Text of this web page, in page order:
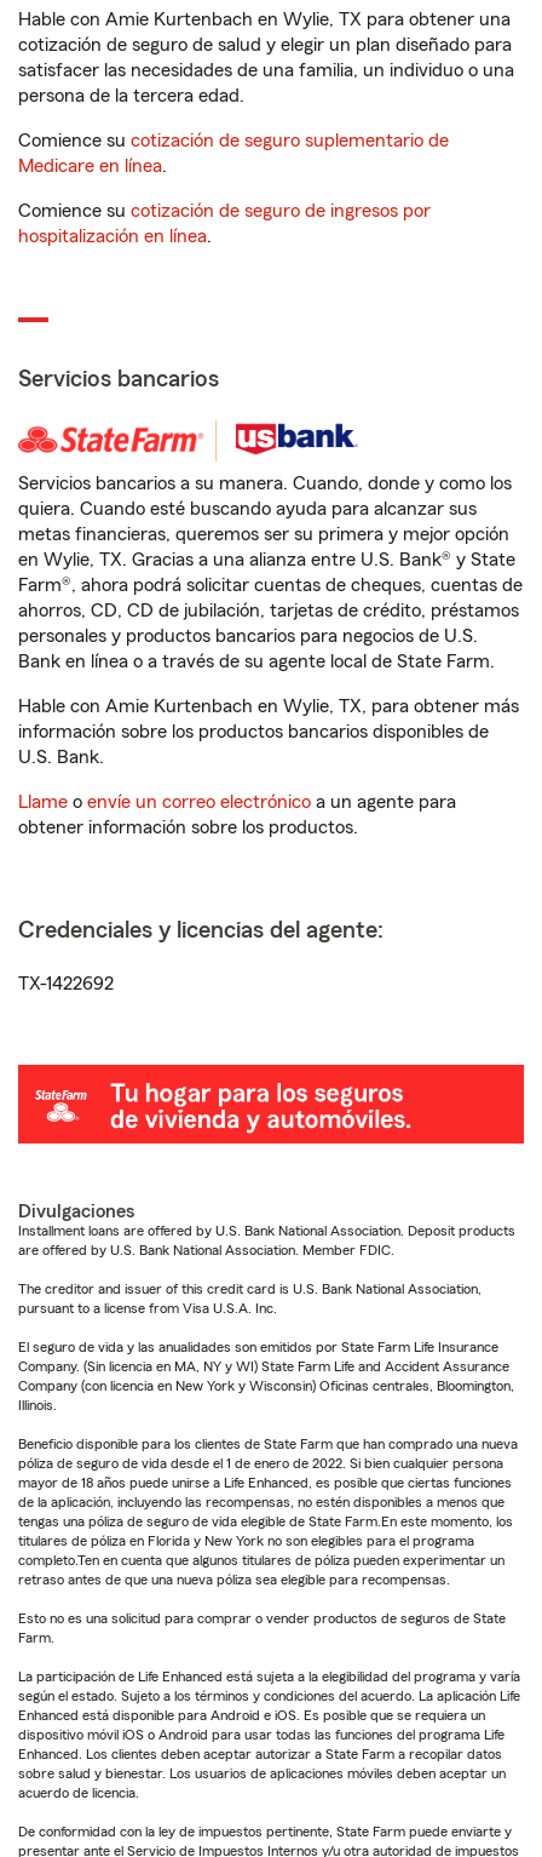
Hable con Amie Kurtenbach en Wylie, TX para obtener una
cotización de seguro de salud y elegir un plan diseñado para
satisfacer las necesidades de una familia, un individuo o una
persona de la tercera edad.
Comience su cotización de seguro suplementario de
Medicare en línea.
Comience su cotización de seguro de ingresos por
hospitalización en línea.
Servicios bancarios
Servicios bancarios a su manera. Cuando, donde y como los
quiera. Cuando esté buscando ayuda para alcanzar sus
metas financieras, queremos ser su primera y mejor opción
en Wylie, TX. Gracias a una alianza entre U.S. Bank® y State
Farm®, ahora podrá solicitar cuentas de cheques, cuentas de
ahorros, CD, CD de jubilación, tarjetas de crédito, préstamos
personales y productos bancarios para negocios de U.S.
Bank en línea o a través de su agente local de State Farm.
Hable con Amie Kurtenbach en Wylie, TX, para obtener más
información sobre los productos bancarios disponibles de
U.S. Bank.
Llame o envíe un correo electrónico a un agente para
obtener información sobre los productos.
Credenciales y licencias del agente:
TX-1422692
Divulgaciones
Installment loans are offered by U.S. Bank National Association. Deposit products
are offered by U.S. Bank National Association. Member FDIC.
The creditor and issuer of this credit card is U.S. Bank National Association,
pursuant to a license from Visa U.S.A. Inc.
El seguro de vida y las anualidades son emitidos por State Farm Life Insurance
Company. (Sin licencia en MA, NY y WI) State Farm Life and Accident Assurance
Company (con licencia en New York y Wisconsin) Oficinas centrales, Bloomington,
Illinois.
Beneficio disponible para los clientes de State Farm que han comprado una nueva
póliza de seguro de vida desde el 1 de enero de 2022. Si bien cualquier persona
mayor de 18 años puede unirse a Life Enhanced, es posible que ciertas funciones
de la aplicación, incluyendo las recompensas, no estén disponibles a menos que
tengas una póliza de seguro de vida elegible de State Farm.En este momento, los
titulares de póliza en Florida y New York no son elegibles para el programa
completo.Ten en cuenta que algunos titulares de póliza pueden experimentar un
retraso antes de que una nueva póliza sea elegible para recompensas.
Esto no es una solicitud para comprar o vender productos de seguros de State
Farm.
La participación de Life Enhanced está sujeta a la elegibilidad del programa y varía
según el estado. Sujeto a los términos y condiciones del acuerdo. La aplicación Life
Enhanced está disponible para Android e iOS. Es posible que se requiera un
dispositivo móvil iOS o Android para usar todas las funciones del programa Life
Enhanced. Los clientes deben aceptar autorizar a State Farm a recopilar datos
sobre salud y bienestar. Los usuarios de aplicaciones móviles deben aceptar un
acuerdo de licencia.
De conformidad con la ley de impuestos pertinente, State Farm puede enviarte y
presentar ante el Servicio de Impuestos Internos y/u otra autoridad de impuestos